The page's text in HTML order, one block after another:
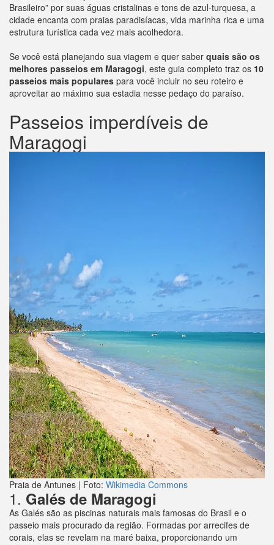
Brasileiro” por suas águas cristalinas e tons de azul-turquesa, a
cidade encanta com praias paradisíacas, vida marinha rica e uma
estrutura turística cada vez mais acolhedora.
Se você está planejando sua viagem e quer saber quais são os
melhores passeios em Maragogi, este guia completo traz os 10
passeios mais populares para você incluir no seu roteiro e
aproveitar ao máximo sua estadia nesse pedaço do paraíso.
Passeios imperdíveis de
Maragogi
Praia de Antunes | Foto: Wikimedia Commons
1. Galés de Maragogi
As Galés são as piscinas naturais mais famosas do Brasil e o
passeio mais procurado da região. Formadas por arrecifes de
corais, elas se revelam na maré baixa, proporcionando um